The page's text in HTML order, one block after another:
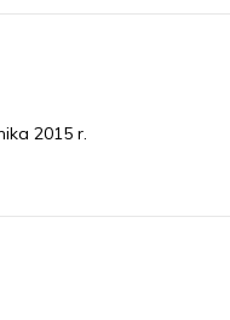
2015 r.